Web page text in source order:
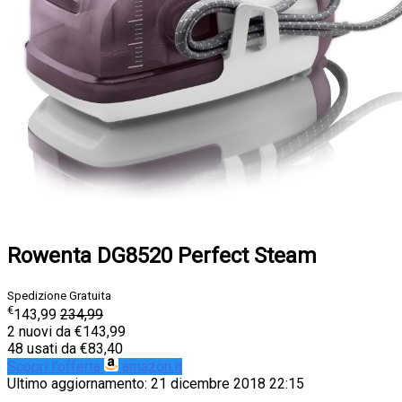
Rowenta DG8520 Perfect Steam
Spedizione Gratuita
€143,99 234,99
2 nuovi da €143,99
48 usati da €83,40
Scopri l'offerta
amazon.it
Ultimo aggiornamento: 21 dicembre 2018 22:15